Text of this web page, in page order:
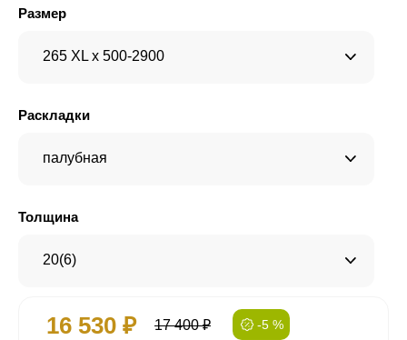
Размер
265 XL x 500-2900
Раскладки
палубная
Толщина
20(6)
16 530 ₽ 17 400 ₽ -5 %